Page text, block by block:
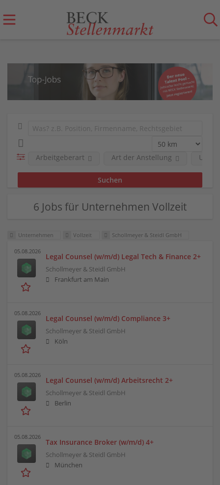
Arbeitgeberart Art der Anstellung
6 Jobs für Unternehmen Vollzeit
Unternehmen Vollzeit Schollmeyer & Steidl GmbH
05.08.2026
Legal Counsel (w/m/d) Legal Tech & Finance 2+
Schollmeyer & Steidl GmbH
Frankfurt am Main
05.08.2026
Legal Counsel (w/m/d) Compliance 3+
Schollmeyer & Steidl GmbH
Köln
05.08.2026
Legal Counsel (w/m/d) Arbeitsrecht 2+
Schollmeyer & Steidl GmbH
Berlin
05.08.2026
Tax Insurance Broker (w/m/d) 4+
Schollmeyer & Steidl GmbH
München